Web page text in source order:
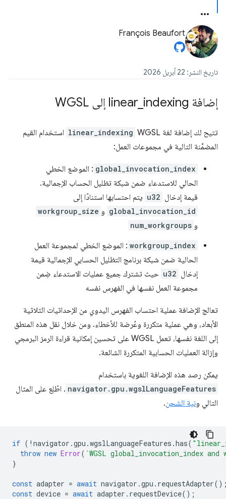
François Beaufort
تاريخ النشر: 22 أبريل 2026
إضافة linear indexing إلى WGSL
تتيح لك إضافة لغة WGSL linear_indexing استخدام القيم
المضمَّنة التالية في مجموعات العمل:
global_invocation_index : الموضع الخطي
الحالي للاستدعاء ضمن شبكة تظليل الحساب الإجمالية.
قيمة إدخال u32 يتم احتسابها استنادًا إلى
global_invocation_id و workgroup_size
و num_workgroups
workgroup_index : الموضع الخطي لمجموعة العمل
الحالية ضمن شبكة برنامج التظليل الحسابي الإجمالية قيمة
إدخال u32 حيث تشترك جميع عمليات الاستدعاء ضِمن
مجموعة العمل نفسها في الفهرس نفسه
تعالج الإضافة عملية احتساب الفهرس اليدوي من الإحداثيات الثلاثية
الأبعاد، وهي عملية متكررة وعُرضة للأخطاء. ومن خلال نقل هذه المنطق
إلى اللغة نفسها، تعمل WGSL على تحسين إمكانية قراءة الرمز البرمجي
وإزالة العمليات الحسابية المتكررة الشائعة.
يمكن رصد هذه الإضافة اللغوية باستخدام
navigator.gpu.wgslLanguageFeatures . اطّلِع على المثال
التالي ونية الشحن.
if ( ! navigator .gpu .wgslLanguageFeatures .has(
throw new Error( `WGSL global_invocation_index
}
const adapter = await navigator .gpu . requestAdapter
const device = await adapter . requestDevice();